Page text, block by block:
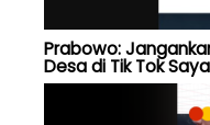
Prabowo:
Desa di Tik Tok